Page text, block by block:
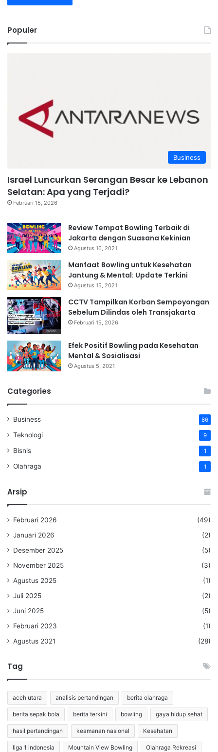
Populer
Business
Israel Luncurkan Serangan Besar ke Lebanon
Selatan: Apa yang Terjadi?
Februari 15, 2026
Review Tempat Bowling Terbaik di
Jakarta dengan Suasana Kekinian
Agustus 16, 2021
Manfaat Bowling untuk Kesehatan
Jantung & Mental: Update Terkini
Agustus 15, 2021
CCTV Tampilkan Korban Sempoyongan
Sebelum Dilindas oleh Transjakarta
Februari 15, 2026
Efek Positif Bowling pada Kesehatan
Mental & Sosialisasi
Agustus 5, 2021
Categories
Business 86
Teknologi 9
Bisnis 1
Olahraga 1
Arsip
Februari 2026
(49)
Januari 2026
(2)
Desember 2025
(5)
November 2025
(3)
Agustus 2025
(1)
Juli 2025
(2)
Juni 2025
(5)
Februari 2023
(1)
Agustus 2021
(28)
Tag
aceh utara analisis pertandingan berita olahraga
berita sepak bola berita terkini bowling gaya hidup sehat
hasil pertandingan keamanan nasional Kesehatan
liga 1 indonesia Mountain View Bowling Olahraga Rekreasi